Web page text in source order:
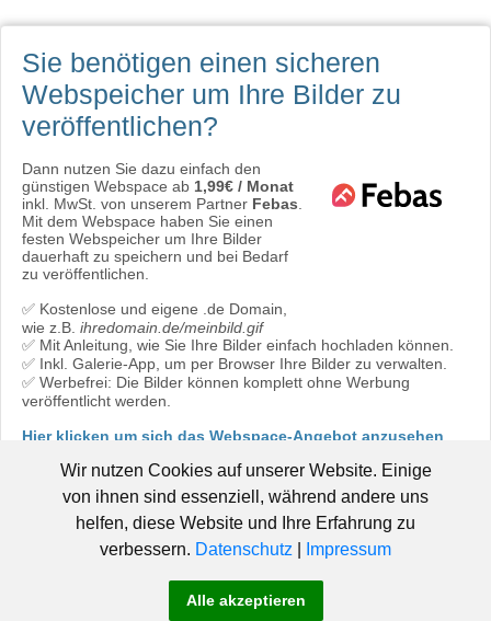
Wir nutzen Cookies auf unserer Website. Einige
von ihnen sind essenziell, während andere uns
helfen, diese Website und Ihre Erfahrung zu
verbessern. Datenschutz Impressum
Alle akzeptieren
Sie benötigen einen sicheren
Webspeicher um Ihre Bilder zu
veröffentlichen?
Dann nutzen Sie dazu einfach den
günstigen Webspace ab 1,99€ / Monat
inkl. MwSt. von unserem Partner Febas
Mit dem Webspace haben Sie einen
festen Webspeicher um Ihre Bilder
dauerhaft zu speichern und bei Bedarf
zu veröffentlichen.
✅ Kostenlose und eigene .de Domain,
wie z.B. ihredomain.de/meinbild.gif
✅ Mit Anleitung, wie Sie Ihre Bilder einfach hochladen können.
✅ Inkl. Galerie-App, um per Browser Ihre Bilder zu verwalten.
✅ Werbefrei: Die Bilder können komplett ohne Werbung
veröffentlicht werden.
Hier klicken um sich das Webspace-Angebot anzusehen
© 2006 - 2019 Pic-Upload.de -Hosted by Febas
-